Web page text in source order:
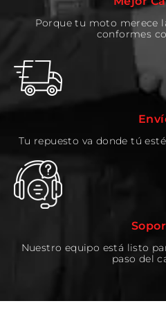
Porque tu moto merece
conformes
Tu repuesto va donde tú
Nuestro equipo está listo
paso del